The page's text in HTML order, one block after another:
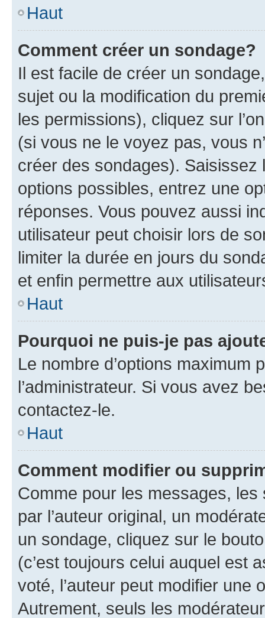
Haut
Comment créer un sondage?
Il est facile de créer un
sujet ou la modification du
les permissions), cliquez sur
(si vous ne le voyez pas, vous
créer des sondages).
options possibles, entrez une
réponses. Vous pouvez aussi
utilisateur peut choisir lors de
limiter la durée en jours du
et enfin permettre aux
Haut
Pourquoi ne puis-je pas
Le nombre d’options maximum
l’administrateur. Si vous avez
contactez-le.
Haut
Comment modifier ou
Comme pour les messages,
par l’auteur original, un
un sondage, cliquez sur le
(c’est toujours celui auquel est
voté, l’auteur peut modifier une
Autrement, seuls les